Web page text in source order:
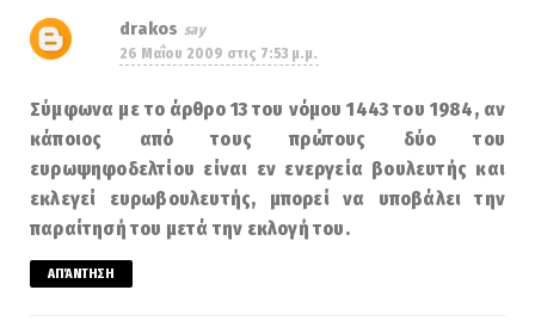
drakos
26 Μαΐου 2009 στις 7:53 μ.μ.
Σύμφωνα με το άρθρο 13 του νόμου 1443 του 1984, αν
κάποιος από τους πρώτους δύο του
ευρωψηφοδελτίου είναι εν ενεργεία βουλευτής και
εκλεγεί ευρωβουλευτής, μπορεί να υποβάλει την
παραίτησή του μετά την εκλογή του.
ΑΠΆΝΤΗΣΗ